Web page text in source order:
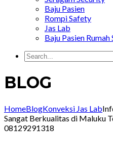
Baju Pasien
Rompi Safety
Jas Lab
Baju Pasien
BLOG
HomeBlogKonveksi Jas Lab
Sangat Berkualitas di Maluku
08129291318